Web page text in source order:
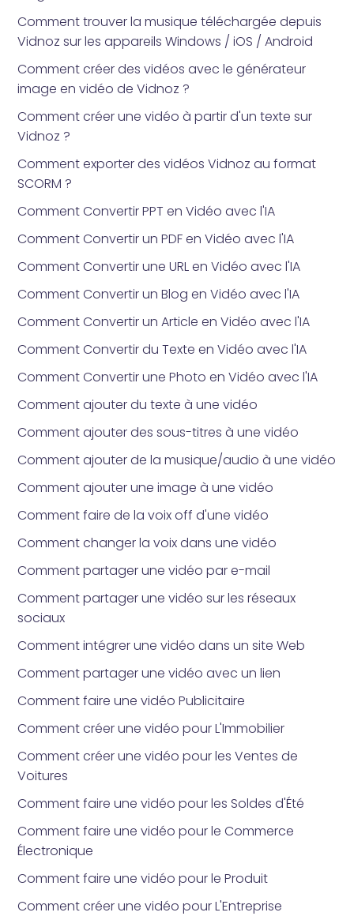
Comment trouver la musique téléchargée depuis
Vidnoz sur les appareils Windows / iOS / Android
Comment créer des vidéos avec le générateur
image en vidéo de Vidnoz ?
Comment créer une vidéo à partir d'un texte sur
Vidnoz ?
Comment exporter des vidéos Vidnoz au format
SCORM ?
Comment Convertir PPT en Vidéo avec l'IA
Comment Convertir un PDF en Vidéo avec l'IA
Comment Convertir une URL en Vidéo avec l'IA
Comment Convertir un Blog en Vidéo avec l'IA
Comment Convertir un Article en Vidéo avec l'IA
Comment Convertir du Texte en Vidéo avec l'IA
Comment Convertir une Photo en Vidéo avec l'IA
Comment ajouter du texte à une vidéo
Comment ajouter des sous-titres à une vidéo
Comment ajouter de la musique/audio à une vidéo
Comment ajouter une image à une vidéo
Comment faire de la voix off d'une vidéo
Comment changer la voix dans une vidéo
Comment partager une vidéo par e-mail
Comment partager une vidéo sur les réseaux
sociaux
Comment intégrer une vidéo dans un site Web
Comment partager une vidéo avec un lien
Comment faire une vidéo Publicitaire
Comment créer une vidéo pour L'Immobilier
Comment créer une vidéo pour les Ventes de
Voitures
Comment faire une vidéo pour les Soldes d'Été
Comment faire une vidéo pour le Commerce
Électronique
Comment faire une vidéo pour le Produit
Comment créer une vidéo pour L'Entreprise